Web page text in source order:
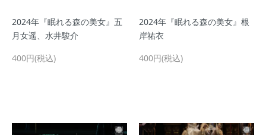
2024年『眠れる森の美女』五
月女遥、水井駿介
400円(税込)
2024年『眠れる森の美女』根
岸祐衣
400円(税込)